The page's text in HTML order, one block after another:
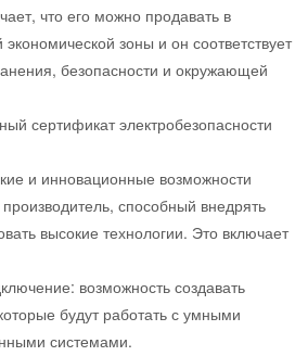
что его можно продавать в
зоны и он соответствует
безопасности и окружающей
сертификат электробезопасности
и инновационные возможности
способный внедрять
высокие технологии. Это включает
возможность создавать
будут работать с умными
системами.